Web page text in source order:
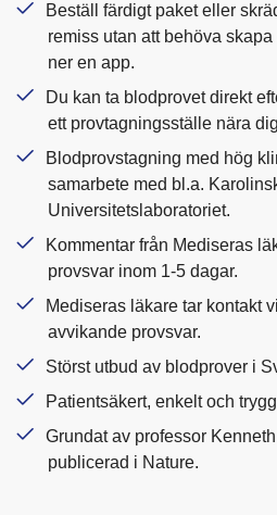
Beställ färdigt paket eller
remiss utan att behöva
ner en app.
Du kan ta blodprovet direkt
ett provtagningsställe nära
Blodprovstagning med hög
samarbete med bl.a.
Universitetslaboratoriet.
Kommentar från Mediseras
provsvar inom 1-5 dagar.
Mediseras läkare tar kontakt
avvikande provsvar.
Störst utbud av blodprover i
Patientsäkert, enkelt och
Grundat av professor
publicerad i Nature.